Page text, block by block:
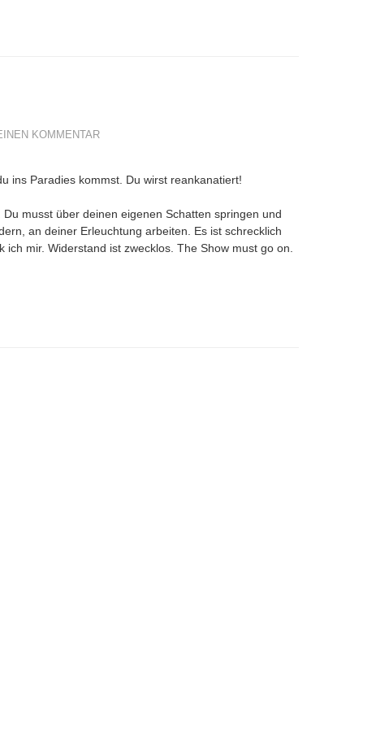
KOMMENTAR
ins Paradies kommst. Du wirst reankanatiert!
musst über deinen eigenen Schatten springen und
an deiner Erleuchtung arbeiten. Es ist schrecklich
ich mir. Widerstand ist zwecklos. The Show must go on.